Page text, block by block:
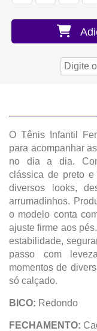
O Tênis Infantil
para acompanhar
no dia a dia.
clássica de preto
diversos looks,
arrumadinhos.
o modelo conta
ajuste firme aos
estabilidade,
passo com
momentos de
só calçado.
BICO: Redondo
FECHAMENTO: